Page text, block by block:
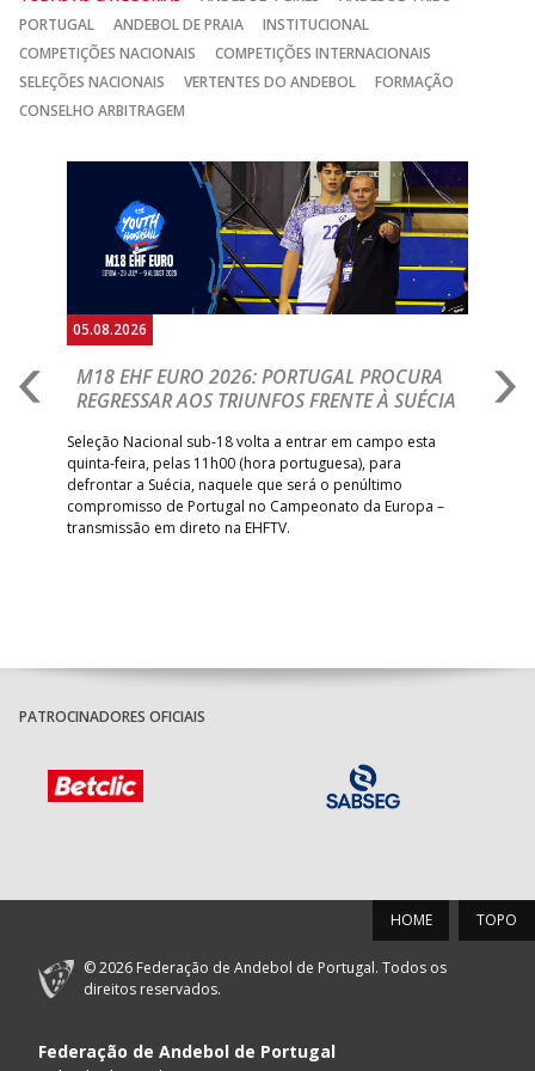
PORTUGAL
ANDEBOL DE PRAIA
INSTITUCIONAL
COMPETIÇÕES NACIONAIS
COMPETIÇÕES INTERNACIONAIS
SELEÇÕES NACIONAIS
VERTENTES DO ANDEBOL
FORMAÇÃO
CONSELHO ARBITRAGEM
05.08.2026
M18 EHF EURO 2026: PORTUGAL PROCURA
REGRESSAR AOS TRIUNFOS FRENTE À SUÉCIA
Seleção Nacional sub-18 volta a entrar em campo esta
quinta-feira, pelas 11h00 (hora portuguesa), para
defrontar a Suécia, naquele que será o penúltimo
compromisso de Portugal no Campeonato da Europa –
transmissão em direto na EHFTV.
PATROCINADORES OFICIAIS
TOPO
HOME
© 2026 Federação de Andebol de Portugal. Todos os
direitos reservados.
Federação de Andebol de Portugal